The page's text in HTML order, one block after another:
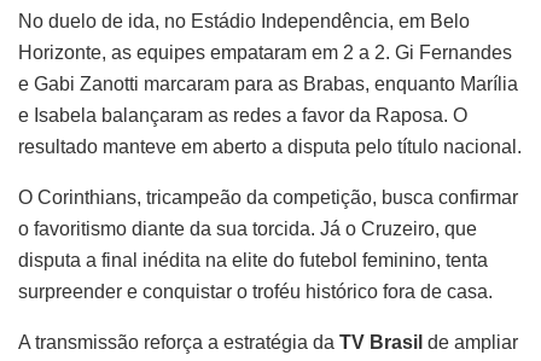
No duelo de ida, no Estádio Independência, em Belo
Horizonte, as equipes empataram em 2 a 2. Gi Fernandes
e Gabi Zanotti marcaram para as Brabas, enquanto Marília
e Isabela balançaram as redes a favor da Raposa. O
resultado manteve em aberto a disputa pelo título nacional.
O Corinthians, tricampeão da competição, busca confirmar
o favoritismo diante da sua torcida. Já o Cruzeiro, que
disputa a final inédita na elite do futebol feminino, tenta
surpreender e conquistar o troféu histórico fora de casa.
A transmissão reforça a estratégia da TV Brasil de ampliar